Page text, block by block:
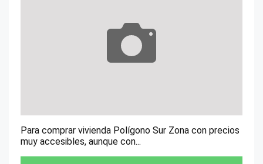
Para comprar vivienda Polígono Sur Zona con precios
muy accesibles, aunque con...